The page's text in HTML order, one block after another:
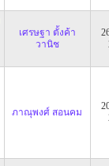
เศรษฐา ตั้งค้า
วานิช
ภาณุพงศ์ สอนคม